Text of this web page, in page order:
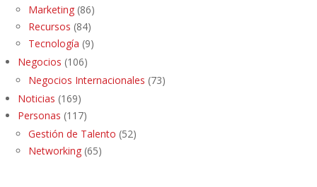
Marketing (86)
Recursos (84)
Tecnología (9)
Negocios (106)
Negocios Internacionales (73)
Noticias (169)
Personas (117)
Gestión de Talento (52)
Networking (65)